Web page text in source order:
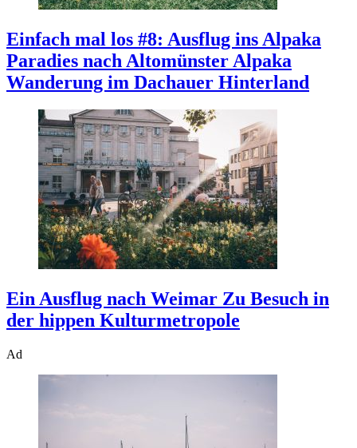
Einfach mal los #8: Ausflug ins Alpaka
Paradies nach Altomünster Alpaka
Wanderung im Dachauer Hinterland
Ein Ausflug nach Weimar Zu Besuch in
der hippen Kulturmetropole
Ad